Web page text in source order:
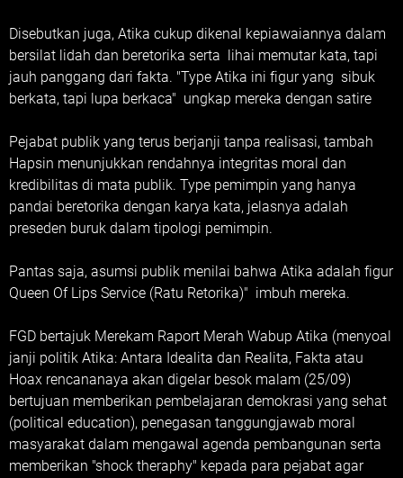
Disebutkan juga, Atika cukup dikenal kepiawaiannya dalam
bersilat lidah dan beretorika serta lihai memutar kata, tapi
jauh panggang dari fakta. "Type Atika ini figur yang sibuk
berkata, tapi lupa berkaca" ungkap mereka dengan satire
Pejabat publik yang terus berjanji tanpa realisasi, tambah
Hapsin menunjukkan rendahnya integritas moral dan
kredibilitas di mata publik. Type pemimpin yang hanya
pandai beretorika dengan karya kata, jelasnya adalah
preseden buruk dalam tipologi pemimpin.
Pantas saja, asumsi publik menilai bahwa Atika adalah figur
Queen Of Lips Service (Ratu Retorika)" imbuh mereka.
FGD bertajuk Merekam Raport Merah Wabup Atika (menyoal
janji politik Atika: Antara Idealita dan Realita, Fakta atau
Hoax rencananaya akan digelar besok malam (25/09)
bertujuan memberikan pembelajaran demokrasi yang sehat
(political education), penegasan tanggungjawab moral
masyarakat dalam mengawal agenda pembangunan serta
memberikan "shock theraphy" kepada para pejabat agar